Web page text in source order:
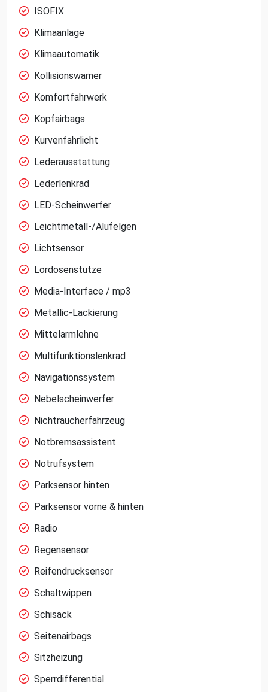
ISOFIX
Klimaanlage
Klimaautomatik
Kollisionswarner
Komfortfahrwerk
Kopfairbags
Kurvenfahrlicht
Lederausstattung
Lederlenkrad
LED-Scheinwerfer
Leichtmetall-/Alufelgen
Lichtsensor
Lordosenstütze
Media-Interface / mp3
Metallic-Lackierung
Mittelarmlehne
Multifunktionslenkrad
Navigationssystem
Nebelscheinwerfer
Nichtraucherfahrzeug
Notbremsassistent
Notrufsystem
Parksensor hinten
Parksensor vorne & hinten
Radio
Regensensor
Reifendrucksensor
Schaltwippen
Schisack
Seitenairbags
Sitzheizung
Sperrdifferential